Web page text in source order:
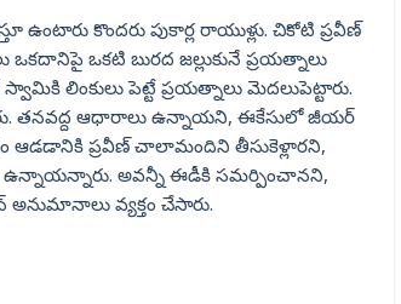
కొందరు పుకార్ల రాయుళ్లు. చికోటి ప్రవీణ్
ఒకటి బురద జల్లుకునే ప్రయత్నాలు
లింకులు పెట్టే ప్రయత్నాలు మెదలుపెట్టారు.
తనవద్ద ఆధారాలు ఉన్నాయని, ఈకేసులో జీయర్
ప్రవీణ్ చాలామందిని తీసుకెళ్లారని,
అవన్నీ ఈడీకి సమర్పించానని,
వ్యక్తం చేసారు.